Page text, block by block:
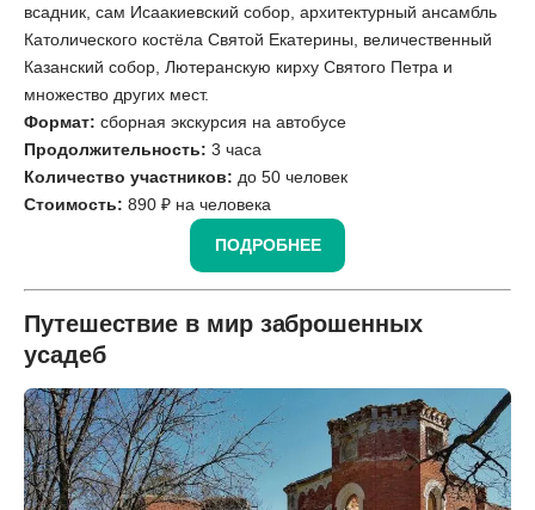
всадник, сам Исаакиевский собор, архитектурный ансамбль
Католического костёла Святой Екатерины, величественный
Казанский собор, Лютеранскую кирху Святого Петра и
множество других мест.
Формат: сборная экскурсия на автобусе
Продолжительность: 3 часа
Количество участников: до 50 человек
Стоимость: 890 ₽ на человека
ПОДРОБНЕЕ
Путешествие в мир заброшенных
усадеб